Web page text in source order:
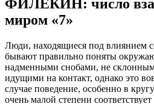
ФИЛЕКИН: число
миром «7»
Люди, находящиеся под влиянием
бывают правильно поняты
надменными снобами, не
идущими на контакт, однако это
случае поведение, особенно в
очень малой степени